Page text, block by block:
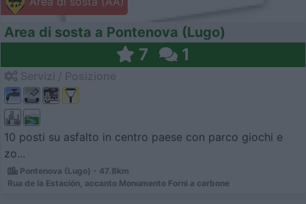
Area di sosta a Pontenova (Lugo)
7 1
10 posti su asfalto in centro paese con parco giochi e
zo...
Pontenova (Lugo) - 47.8km
Rua de la Estación, accanto Monumento Forni a carbone